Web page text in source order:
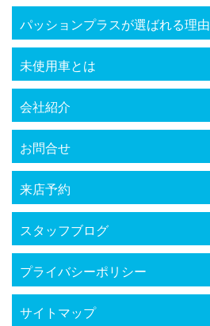
パッションプラスが選ばれる理由
未使用車とは
会社紹介
お問合せ
来店予約
スタッフブログ
プライバシーポリシー
サイトマップ